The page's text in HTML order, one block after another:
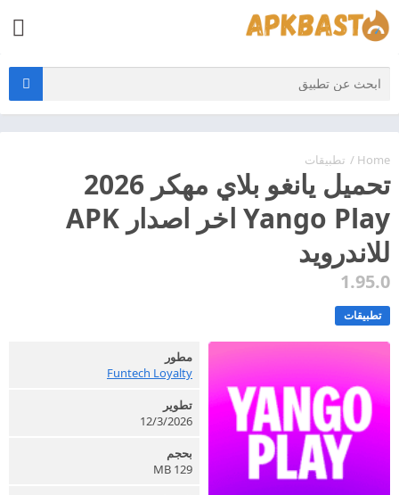
Home
/ تطبيقات
تحميل يانغو بلاي مهكر 2026
Yango Play اخر اصدار APK
للاندرويد
1.95.0
تطبيقات
مطور
Funtech Loyalty
تطوير
12/3/2026
بحجم
129 MB